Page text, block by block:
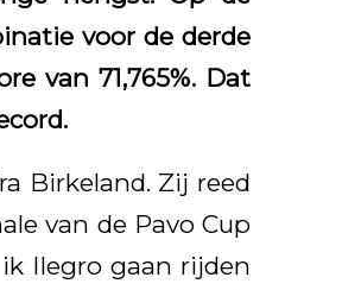
voor de derde
van 71,765%. Dat
Birkeland. Zij reed
van de Pavo Cup
Ilegro gaan rijden